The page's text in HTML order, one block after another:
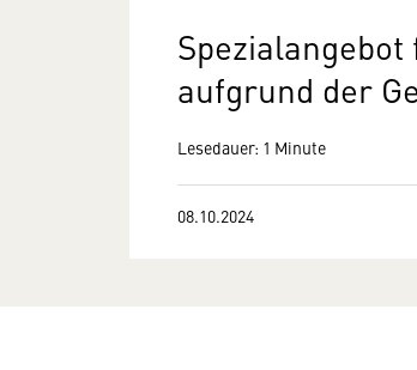
aufgrund der
Lesedauer: 1 Minute
08.10.2024